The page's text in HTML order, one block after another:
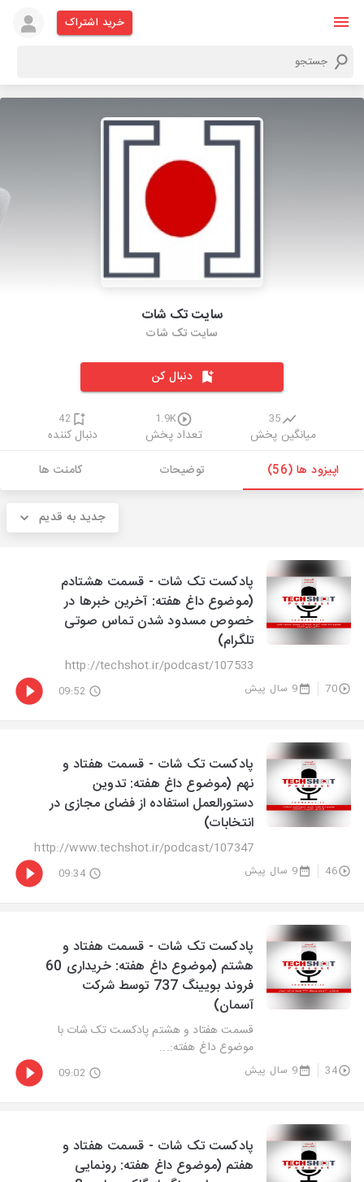
خرید اشتراک
سایت تک شات
سایت تک شات
دنبال کن
35
میانگین پخش
1.9K
تعداد پخش
42
دنبال کننده
اپیزود ها (56)
توضیحات کامنت ها
جدید به قدیم
پادکست تک شات - قسمت هشتادم
(موضوع داغ هفته: آخرین خبرها در
خصوص مسدود شدن تماس صوتی
تلگرام)
http://techshot.ir/podcast/107533
70 9 سال پیش 09:52
پادکست تک شات - قسمت هفتاد و
نهم (موضوع داغ هفته: تدوین
دستورالعمل استفاده از فضای مجازی در
انتخابات)
http://www.techshot.ir/podcast/107347
46 9 سال پیش 09:34
پادکست تک شات - قسمت هفتاد و
هشتم (موضوع داغ هفته: خریداری 60
فروند بویینگ 737 توسط شرکت
آسمان)
قسمت هفتاد و هشتم پادکست تک شات با
موضوع داغ هفته:...
34 9 سال پیش 09:02
پادکست تک شات - قسمت هفتاد و
هفتم (موضوع داغ هفته: رونمایی